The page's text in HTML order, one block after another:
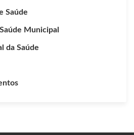
Saúde
Municipal
da Saúde